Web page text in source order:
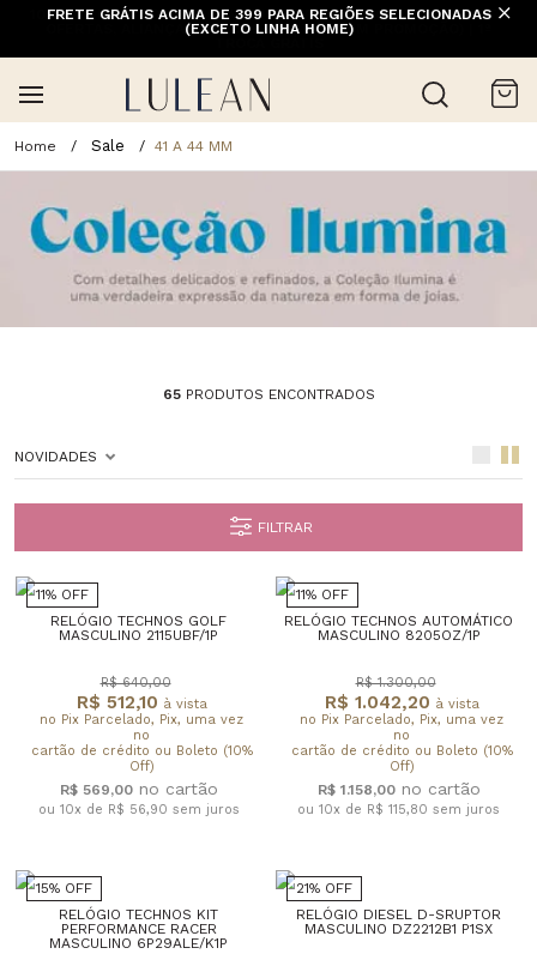
FRETE GRÁTIS ACIMA DE 399 PARA REGIÕES SELECIONADAS
(EXCETO LINHA HOME)
Sale 41 A 44 MM
65PRODUTOS ENCONTRADOS
NOVIDADES
FILTRAR
11% OFF
RELÓGIO TECHNOS GOLF
MASCULINO 2115UBF/1P
R$ 512,10 à vista
no Pix Parcelado, Pix, uma vez
no
cartão de crédito ou Boleto (10%
Off)
R$ 640,00
R$ 569,00
ou 10x de R$ 56,90 sem juros
11% OFF
RELÓGIO TECHNOS AUTOMÁTICO
MASCULINO 8205OZ/1P
R$ 1.042,20 à vista
no Pix Parcelado, Pix, uma vez
no
cartão de crédito ou Boleto (10%
Off)
R$ 1.300,00
R$ 1.158,00
ou 10x de R$ 115,80 sem juros
15% OFF
RELÓGIO TECHNOS KIT
PERFORMANCE RACER
MASCULINO 6P29ALE/K1P
21% OFF
RELÓGIO DIESEL D-SRUPTOR
MASCULINO DZ2212B1 P1SX